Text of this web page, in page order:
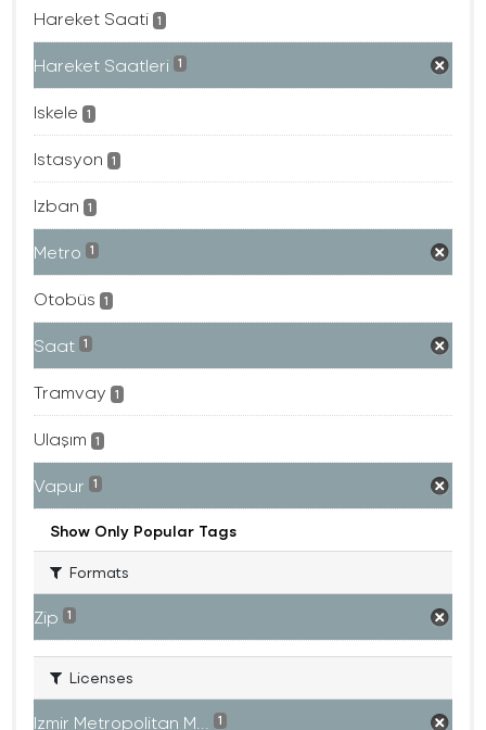
Hareket Saati 1
Hareket Saatleri 1
Iskele 1
Istasyon 1
Izban 1
Metro 1
Otobüs 1
Saat 1
Tramvay 1
Ulaşım 1
Vapur 1
Show Only Popular Tags
Formats
Zip 1
Licenses
Izmir Metropolitan M... 1